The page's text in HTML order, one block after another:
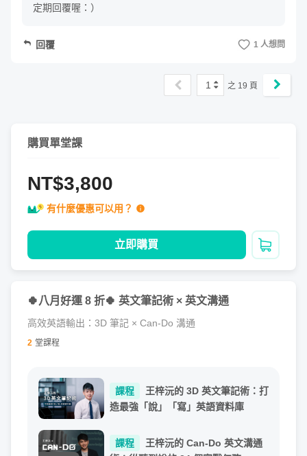
定期回覆喔：）
回覆 1 人想問
1 之 19 頁
購買單堂課
NT$3,800
有什麼優惠可以用？
立即購買
🍀八月好運 8 折🍀 英文筆記術 × 英文溝通
高效英語輸出：3D 筆記 × Can-Do 溝通
2 堂課程
課程
王梓沅的 3D 英文筆記術：打
造最強「說」「寫」英語資料庫
課程
王梓沅的 Can-Do 英文溝通